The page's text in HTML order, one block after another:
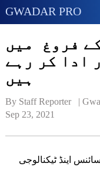
GWADAR PRO
فروغ میں
ادا کر رہے
ہیں
By Staff Reporter   |
Sep 23, 2021